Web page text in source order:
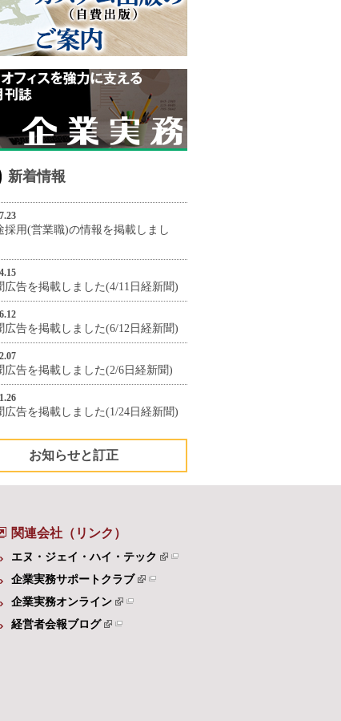
新着情報
採用(営業職)の情報を掲載しまし
広告を掲載しました(4/11日経新聞)
広告を掲載しました(6/12日経新聞)
広告を掲載しました(2/6日経新聞)
広告を掲載しました(1/24日経新聞)
お知らせと訂正
関連会社（リンク）
エヌ・ジェイ・ハイ・テック
企業実務サポートクラブ
企業実務オンライン
経営者会報ブログ